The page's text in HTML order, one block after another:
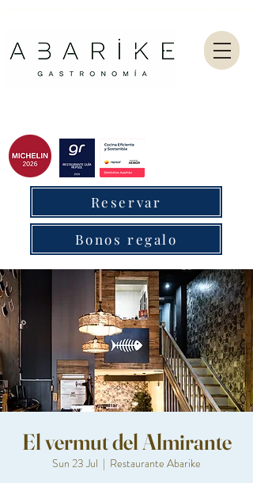
Reservar
Bonos regalo
El vermut del Almirante
Sun 23 Jul
  |
Restaurante Abarike